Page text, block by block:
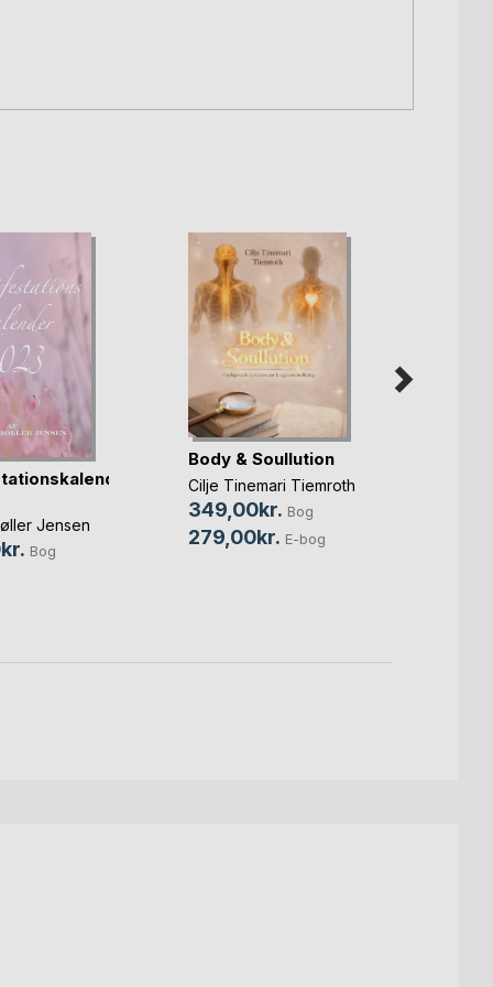
Jensen
Bog
Body & Soullution
Cilje Tinemari Tiemroth
349,00kr. Bog
279,00kr. E-bog